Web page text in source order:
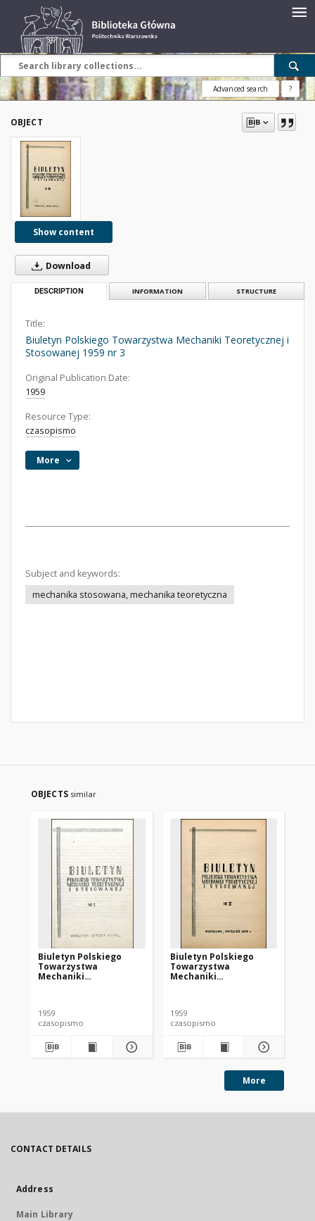
Advanced search ?
OBJECT
Show content
Download
DESCRIPTION INFORMATION STRUCTURE
Title:
Biuletyn Polskiego Towarzystwa Mechaniki Teoretycznej i
Stosowanej 1959 nr 3
Original Publication Date:
1959
Resource Type:
czasopismo
More
Subject and keywords:
mechanika stosowana, mechanika teoretyczna
OBJECTS similar
Biuletyn Polskiego
Towarzystwa
Mechaniki
1959
czasopismo
Biuletyn Polskiego
Towarzystwa
Mechaniki
1959
czasopismo
More
CONTACT DETAILS
Address
Main Library